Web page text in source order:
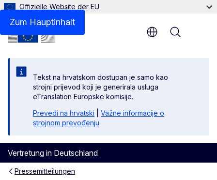
Zum Hauptinhalt
Offizielle Website der EU
Tekst na hrvatskom dostupan je samo kao
strojni prijevod koji je generirala usluga
eTranslation Europske komisije.
Prevedi na hrvatski
Važne informacije o
strojnom prevođenju
Vertretung in Deutschland
Menu
Pressemitteilungen